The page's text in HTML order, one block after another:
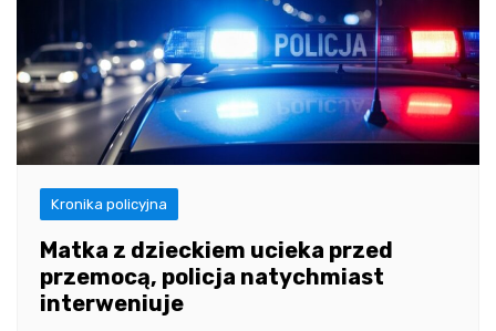
Kronika policyjna
Matka z dzieckiem ucieka przed
przemocą, policja natychmiast
interweniuje